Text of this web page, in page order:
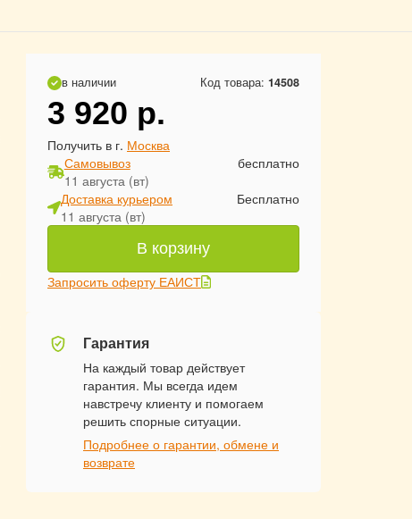
в наличии Код товара: 14508
3 920 р.
Получить в г. Москва
Самовывоз
11 августа (вт)
бесплатно
Доставка курьером
11 августа (вт)
Бесплатно
В корзину
Запросить оферту ЕАИСТ
Гарантия
На каждый товар действует
гарантия. Мы всегда идем
навстречу клиенту и помогаем
решить спорные ситуации.
Подробнее о гарантии, обмене и
возврате